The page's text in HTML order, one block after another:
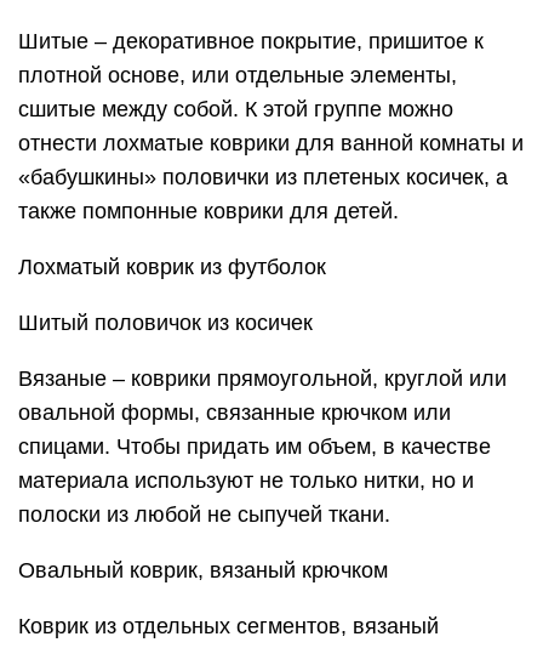
Шитые – декоративное покрытие, пришитое к
плотной основе, или отдельные элементы,
сшитые между собой. К этой группе можно
отнести лохматые коврики для ванной комнаты и
«бабушкины» половички из плетеных косичек, а
также помпонные коврики для детей.
Лохматый коврик из футболок
Шитый половичок из косичек
Вязаные – коврики прямоугольной, круглой или
овальной формы, связанные крючком или
спицами. Чтобы придать им объем, в качестве
материала используют не только нитки, но и
полоски из любой не сыпучей ткани.
Овальный коврик, вязаный крючком
Коврик из отдельных сегментов, вязаный